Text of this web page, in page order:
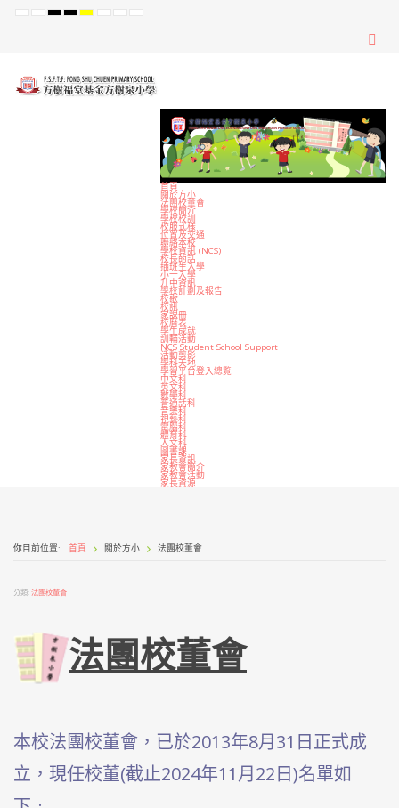
DefaultNightHighHighHighSet Set Set
首頁
關於方小
法團校董會
學校簡介
學校校訓
校服式樣
位置及交通
聯絡本校
學校資訊 (NCS)
校長的話
插班生入學
小一入學
升中資訊
學校計劃及報告
校歌
校訊
家課冊
校曆表
學生成就
訓輔活動
NCS Student School Support
活動剪影
學科天地
學習平台登入總覧
中文科
英文科
數學科
普通話科
音樂科
視藝科
電腦科
體育科
人文科
圖書課
家長資訊
家教會簡介
家教會活動
家長資源
你目前位置: 首頁 關於方小 法團校董會
分類:法團校董會
法團校董會
本校法團校董會，已於2013年8月31日正式成
立，現任校董(截止2024年11月22日)名單如